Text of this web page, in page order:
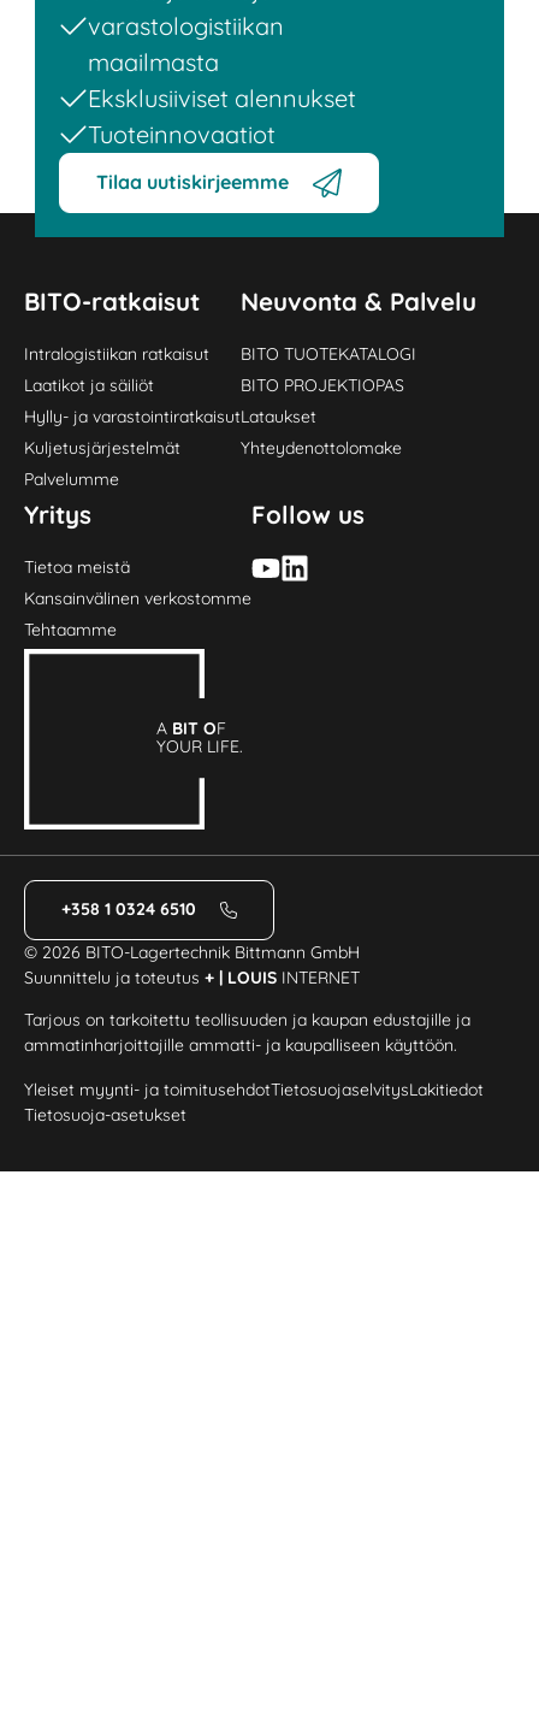
varastologistiikan
maailmasta
Eksklusiiviset alennukset
Tuoteinnovaatiot
Tilaa uutiskirjeemme
BITO-ratkaisut
Intralogistiikan ratkaisut
Laatikot ja säiliöt
Hylly- ja varastointiratkaisut
Kuljetusjärjestelmät
Palvelumme
Neuvonta & Palvelu
BITO TUOTEKATALOGI
BITO PROJEKTIOPAS
Lataukset
Yhteydenottolomake
Yritys
Tietoa meistä
Kansainvälinen verkostomme
Tehtaamme
Follow us
A BIT OF
YOUR LIFE.
+358 1 0324 6510
© 2026 BITO-Lagertechnik Bittmann GmbH
Suunnittelu ja toteutus+ | LOUIS INTERNET
Tarjous on tarkoitettu teollisuuden ja kaupan edustajille ja
ammatinharjoittajille ammatti- ja kaupalliseen käyttöön.
Yleiset myynti- ja toimitusehdotTietosuojaselvitysLakitiedot
Tietosuoja-asetukset